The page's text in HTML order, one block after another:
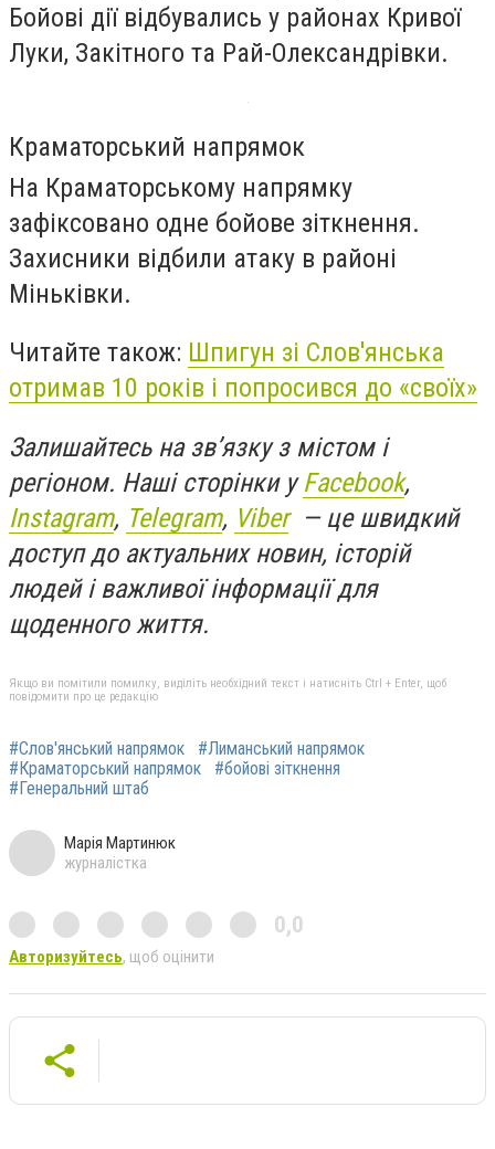
Бойові дії відбувались у районах Кривої
Луки, Закітного та Рай-Олександрівки.
Краматорський напрямок
На Краматорському напрямку
зафіксовано одне бойове зіткнення.
Захисники відбили атаку в районі
Міньківки.
Читайте також: Шпигун зі Слов'янська
отримав 10 років і попросився до «своїх»
Залишайтесь на зв’язку з містом і
регіоном. Наші сторінки уFacebook,
Instagram, Telegram, Viber— це швидкий
доступ до актуальних новин, історій
людей і важливої інформації для
щоденного життя.
Якщо ви помітили помилку, виділіть необхідний текст і натисніть Ctrl + Enter, щоб
повідомити про це редакцію
#Слов'янський напрямок
#Лиманський напрямок
#Краматорський напрямок
#бойові зіткнення
#Генеральний штаб
Марія Мартинюк
журналістка
0,0
Авторизуйтесь, щоб оцінити